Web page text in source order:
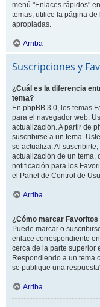
menú "Enlaces rápidos"
temas, utilice la página
apropiadas.
Arriba
Suscripciones y
¿Cuál es la diferencia
tema?
En phpBB 3.0, los temas
para el navegador web.
actualización. A partir de
suscribirse a un tema.
se actualiza. Al
actualización de un tema,
notificación para los
el Panel de Control de
Arriba
¿Cómo marcar
Puede marcar o
enlace correspondiente
cerca de la parte superior
Respondiendo a un tema
se publique una
Arriba